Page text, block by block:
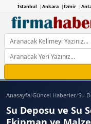
İstanbul Ankara İzmir
Anasayfa/Güncel Haberler/Su
Su Deposu ve Su